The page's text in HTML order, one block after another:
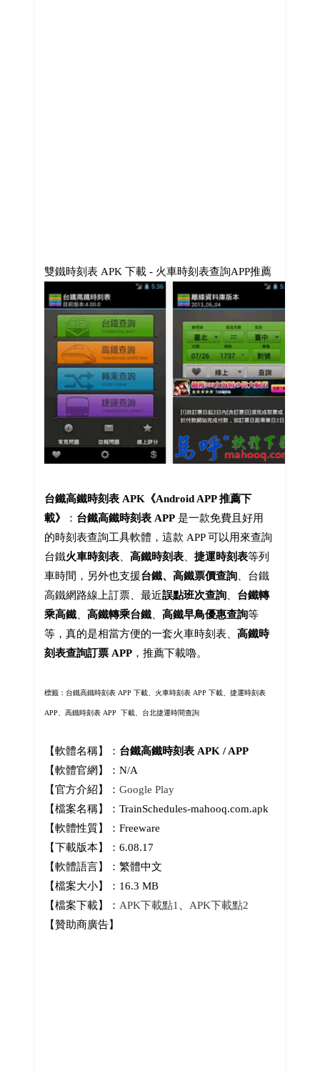
雙鐵時刻表 APK 下載 - 火車時刻表查詢APP推薦
台鐵高鐵時刻表 APK《Android APP 推薦下
載》
： 台鐵高鐵時刻表 APP是一款免費且好用
的時刻表查詢工具軟體，這款 APP 可以用來查詢
台鐵火車時刻表、 高鐵時刻表、 捷運時刻表等列
車時間，另外也支援台鐵、高鐵票價查詢、台鐵
高鐵網路線上訂票、最近誤點班次查詢、 台鐵轉
乘高鐵、 高鐵轉乘台鐵、 高鐵早鳥優惠查詢等
等，真的是相當方便的一套火車時刻表、 高鐵時
刻表查詢訂票 APP，推薦下載嚕。
標籤：台鐵高鐵時刻表 APP 下載、火車時刻表 APP 下載、捷運時刻表
APP、高鐵時刻表 APP 下載、台北捷運時間查詢
【軟體名稱】： 台鐵高鐵時刻表 APK / APP
【軟體官網】：N/A
【官方介紹】： Google Play
【檔案名稱】：TrainSchedules-mahooq.com.apk
【軟體性質】：Freeware
【下載版本】：6.08.17
【軟體語言】：繁體中文
【檔案大小】：16.3 MB
【檔案下載】： APK下載點1、 APK下載點2
【贊助商廣告】